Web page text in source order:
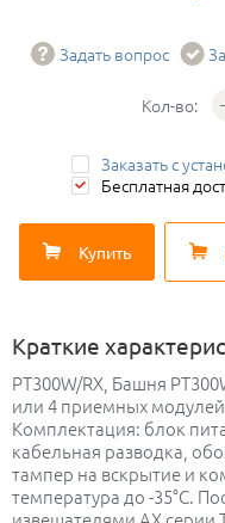
Задать вопрос
Кол-во:
Заказать с
Бесплатная
Купить
Краткие
PT300W/RX, Башня
или 4 приемных
Комплектация: блок
кабельная разводка,
тампер на вскрытие и
температура до -35°С.